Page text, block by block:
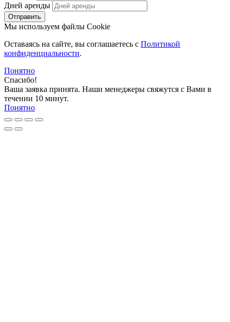
Дней аренды
Отправить
Мы используем файлы Cookie
Оставаясь на сайте, вы соглашаетесь c Политикой
конфиденциальности.
Понятно
Спасибо!
Ваша заявка принята. Наши менеджеры свяжутся с Вами в
течении 10 минут.
Понятно